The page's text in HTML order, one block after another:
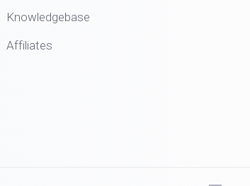
Knowledgebase
Affiliates